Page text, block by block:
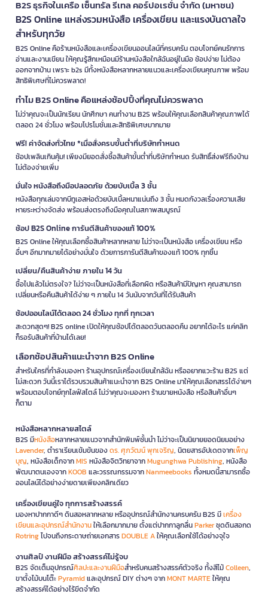
B2S ธุรกิจในเครือ เซ็นทรัล รีเทล คอร์ปอเรชั่น จำกัด (มหาชน)
B2S Online แหล่งรวมหนังสือ เครื่องเขียน และแรงบันดาลใจ
สำหรับทุกวัย
B2S Online คือร้านหนังสือและเครื่องเขียนออนไลน์ที่ครบครัน ตอบโจทย์คนรักการ
อ่านและงานเขียน ให้คุณรู้สึกเหมือนมีร้านหนังสือใกล้ฉันอยู่ในมือ ช้อปง่าย ไม่ต้อง
ออกจากบ้าน เพราะ b2s มีทั้งหนังสือหลากหลายแนวและเครื่องเขียนคุณภาพ พร้อม
สิทธิพิเศษที่ไม่ควรพลาด!
ทำไม B2S Online คือแหล่งช้อปปิ้งที่คุณไม่ควรพลาด
ไม่ว่าคุณจะเป็นนักเรียน นักศึกษา คนทำงาน B2S พร้อมให้คุณเลือกสินค้าคุณภาพได้
ตลอด 24 ชั่วโมง พร้อมโปรโมชั่นและสิทธิพิเศษมากมาย
ฟรี! ค่าจัดส่งทั่วไทย *เมื่อสั่งครบขั้นต่ำที่บริษัทกำหนด
ช้อปเพลินเกินคุ้ม! เพียงมียอดสั่งซื้อสินค้าขั้นต่ำที่บริษัทกำหนด รับสิทธิ์ส่งฟรีถึงบ้าน
ไม่ต้องจ่ายเพิ่ม
มั่นใจ หนังสือถึงมือปลอดภัย ด้วยบับเบิ้ล 3 ชั้น
หนังสือทุกเล่มจากบีทูเอสห่อด้วยบับเบิ้ลหนาแน่นถึง 3 ชั้น หมดกังวลเรื่องความเสีย
หายระหว่างจัดส่ง พร้อมส่งตรงถึงมือคุณในสภาพสมบูรณ์
ช้อป B2S Online การันตีสินค้าของแท้ 100%
B2S Online ให้คุณเลือกซื้อสินค้าหลากหลาย ไม่ว่าจะเป็นหนังสือ เครื่องเขียน หรือ
อื่นๆ อีกมากมายได้อย่างมั่นใจ ด้วยการการันตีสินค้าของแท้ 100% ทุกชิ้น
เปลี่ยน/คืนสินค้าง่าย ภายใน 14 วัน
ซื้อไปแล้วไม่ตรงใจ? ไม่ว่าจะเป็นหนังสือที่เลือกผิด หรือสินค้ามีปัญหา คุณสามารถ
เปลี่ยนหรือคืนสินค้าได้ง่าย ๆ ภายใน 14 วันนับจากวันที่ได้รับสินค้า
ช้อปออนไลน์ได้ตลอด 24 ชั่วโมง ทุกที่ ทุกเวลา
สะดวกสุดๆ! B2S online เปิดให้คุณช้อปได้ตลอดวันตลอดคืน อยากได้อะไร แค่คลิก
ก็รอรับสินค้าที่บ้านได้เลย!
เลือกช้อปสินค้าแนะนำจาก B2S Online
สำหรับใครที่กำลังมองหา ร้านอุปกรณ์เครื่องเขียนใกล้ฉัน หรืออยากแวะร้าน B2S แต่
ไม่สะดวก วันนี้เราได้รวบรวมสินค้าแนะนำจาก B2S Online มาให้คุณเลือกสรรได้ง่ายๆ
พร้อมตอบโจทย์ทุกไลฟ์สไตล์ ไม่ว่าคุณจะมองหา ร้านขายหนังสือ หรือสินค้าอื่นๆ
ก็ตาม
หนังสือหลากหลายสไตล์
B2S มีหนังสือหลากหลายแนวจากสำนักพิมพ์ชั้นนำ ไม่ว่าจะเป็นนิยายยอดนิยมอย่าง
Lavender, ตำราเรียนเข้มข้นของดร. ศุภวัฒน์ พุกเจริญ, นิตยสารอัปเดตจากเพ็ญ
บุญ, หนังสือเด็กจากMIS หนังสือจิตวิทยาจากMugunghwa Publishing, หนังสือ
พัฒนาตนเองจากKOOB และวรรณกรรมจากNanmeebooks ทั้งหมดนี้สามารถซื้อ
ออนไลน์ได้อย่างง่ายดายเพียงคลิกเดียว
เครื่องเขียนคู่ใจ ทุกการสร้างสรรค์
มองหาปากกาดีๆ ดินสอหลากหลาย หรืออุปกรณ์สำนักงานครบครัน B2S มีเครื่อง
เขียนและอุปกรณ์สำนักงานให้เลือกมากมาย ตั้งแต่ปากกาลูกลื่นParkerชุดดินสอกด
Rotringไปจนถึงกระดาษถ่ายเอกสารDOUBLE Aให้คุณเลือกใช้ได้อย่างจุใจ
งานศิลป์ งานฝีมือ สร้างสรรค์ไม่รู้จบ
B2S จัดเต็มอุปกรณ์ศิลปะและงานฝีมือสำหรับคนสร้างสรรค์ตัวจริง ทั้งสีไม้Colleen,
ขาตั้งไม้บนโต๊ะPyramidและอุปกรณ์ DIY ต่างๆ จากMONT MARTEให้คุณ
สร้างสรรค์ได้อย่างไร้ขีดจำกัด